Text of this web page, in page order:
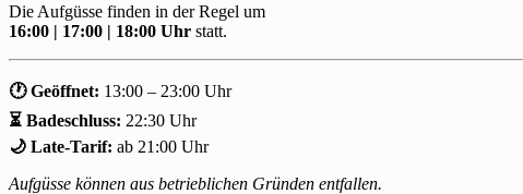
Die Aufgüsse finden in der Regel um
16:00 | 17:00 | 18:00 Uhr statt.
🕐 Geöffnet: 13:00 – 23:00 Uhr
⏳ Badeschluss: 22:30 Uhr
🌙 Late-Tarif: ab 21:00 Uhr
Aufgüsse können aus betrieblichen Gründen entfallen.